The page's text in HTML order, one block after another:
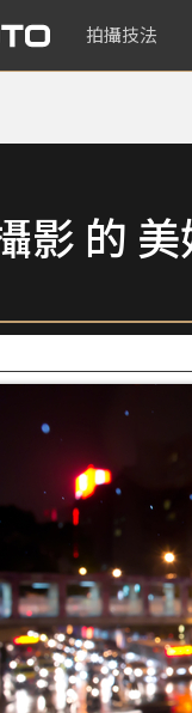
拍攝技法
影 的